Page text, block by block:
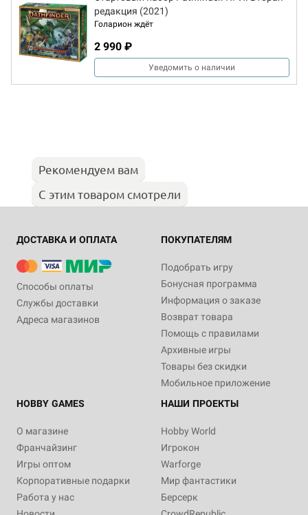
редакция (2021)
Голарион ждёт
2 990 ₽
Уведомить о наличии
Рекомендуем вам
С этим товаром смотрели
ДОСТАВКА И ОПЛАТА
Способы оплаты
Службы доставки
Адреса магазинов
ПОКУПАТЕЛЯМ
Подобрать игру
Бонусная программа
Информация о заказе
Возврат товара
Помощь с правилами
Архивные игры
Товары без скидки
Мобильное приложение
HOBBY GAMES
О магазине
Франчайзинг
Игры оптом
Корпоративные подарки
Работа у нас
НАШИ ПРОЕКТЫ
Hobby World
Игрокон
Warforge
Мир фантастики
Берсерк